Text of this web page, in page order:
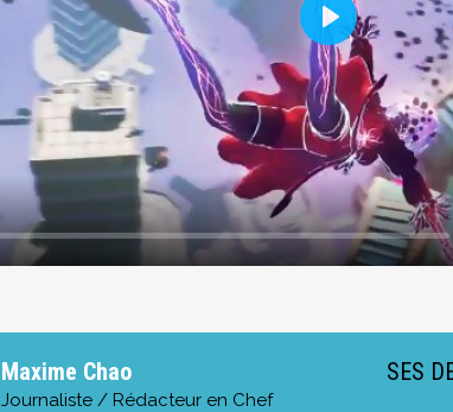
Maxime Chao
Journaliste / Rédacteur en Chef
SES